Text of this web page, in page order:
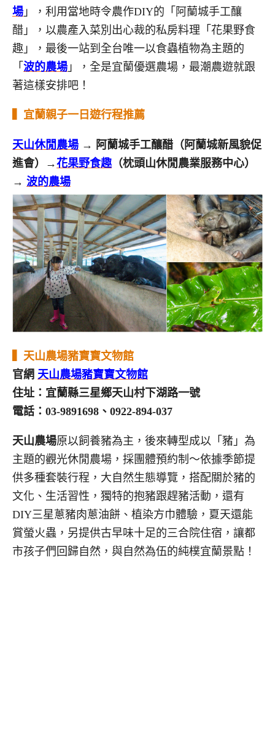
場 」，利用當地時令農作DIY的「阿蘭城手工釀
醋」，以農產入菜別出心裁的私房料理「花果野食
趣」，最後一站到全台唯一以食蟲植物為主題的
「 波的農場 」，全是宜蘭優選農場，最潮農遊就跟
著這樣安排吧！
宜蘭親子一日遊行程推薦
天山休閒農場 → 阿蘭城手工釀醋（阿蘭城新風貌促
進會）→花果野食趣（枕頭山休閒農業服務中心）
→ 波的農場
天山農場豬寶寶文物館
官網 天山農場豬寶寶文物館
住址：宜蘭縣三星鄉天山村下湖路一號
電話：03-9891698、0922-894-037
天山農場原以飼養豬為主，後來轉型成以「豬」為
主題的觀光休閒農場，採團體預約制～依據季節提
供多種套裝行程，大自然生態導覽，搭配關於豬的
文化、生活習性，獨特的抱豬跟趕豬活動，還有
DIY三星蔥豬肉蔥油餅、植染方巾體驗，夏天還能
賞螢火蟲，另提供古早味十足的三合院住宿，讓都
市孩子們回歸自然，與自然為伍的純樸宜蘭景點！